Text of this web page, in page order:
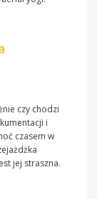
czy chodzi
i
czasem w
jej straszna.